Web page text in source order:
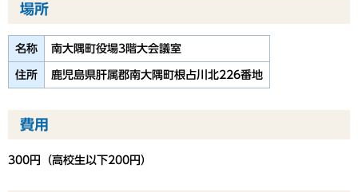
場所
名称 南大隅町役場3階大会議室
住所 鹿児島県肝属郡南大隅町根占川北226番地
費用
300円（高校生以下200円）